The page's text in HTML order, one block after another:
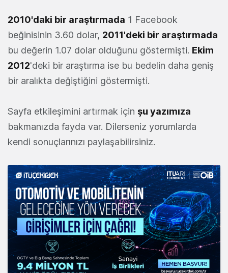
2010'daki bir araştırmada 1 Facebook
beğinisinin 3.60 dolar, 2011'deki bir araştırmada
bu değerin 1.07 dolar olduğunu göstermişti. Ekim
2012'deki bir araştırma ise bu bedelin daha geniş
bir aralıkta değiştiğini göstermişti.
Sayfa etkileşimini artırmak için şu yazımıza
bakmanızda fayda var. Dilerseniz yorumlarda
kendi sonuçlarınızı paylaşabilirsiniz.